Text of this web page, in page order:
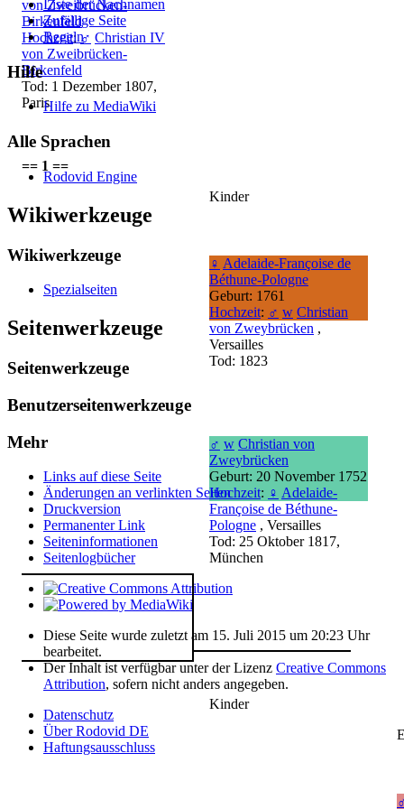
von Zweibrücken-
Birkenfeld
Hochzeit:♂ Christian IV
von Zweibrücken-
Birkenfeld
Tod: 1 Dezember 1807,
Paris
== 1 ==
Kinder
♀ Adelaide-Françoise de
Béthune-Pologne
Geburt: 1761
Hochzeit: ♂ w Christian
von Zweybrücken ,
Versailles
Tod: 1823
♂ w Christian von
Zweybrücken
Geburt: 20 November 1752
Hochzeit: ♀ Adelaide-
Françoise de Béthune-
Pologne , Versailles
Tod: 25 Oktober 1817,
München
Kinder
Liste der Nachnamen
Zufällige Seite
Regeln
Hilfe
Hilfe zu MediaWiki
Alle Sprachen
Rodovid Engine
Wikiwerkzeuge
Wikiwerkzeuge
Spezialseiten
Seitenwerkzeuge
Seitenwerkzeuge
Benutzerseitenwerkzeuge
Mehr
Links auf diese Seite
Änderungen an verlinkten Seiten
Druckversion
Permanenter Link
Seiten­­informationen
Seitenlogbücher
Diese Seite wurde zuletzt am 15. Juli 2015 um 20:23 Uhr
bearbeitet.
Der Inhalt ist verfügbar unter der Lizenz Creative Commons
Attribution, sofern nicht anders angegeben.
Datenschutz
Über Rodovid DE
Haftungsausschluss